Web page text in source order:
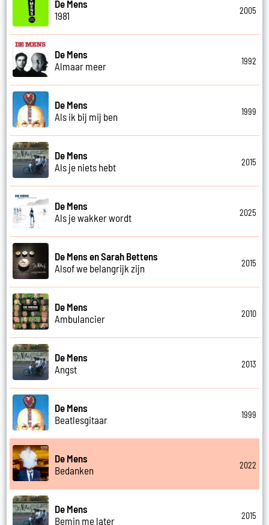
De Mens
1981
2005
De Mens
Almaar meer
1992
De Mens
Als ik bij mij ben
1999
De Mens
Als je niets hebt
2015
De Mens
Als je wakker wordt
2025
De Mens en Sarah Bettens
Alsof we belangrijk zijn
2015
De Mens
Ambulancier
2010
De Mens
Angst
2013
De Mens
Beatlesgitaar
1999
De Mens
Bedanken
2022
De Mens
Bemin me later
2015